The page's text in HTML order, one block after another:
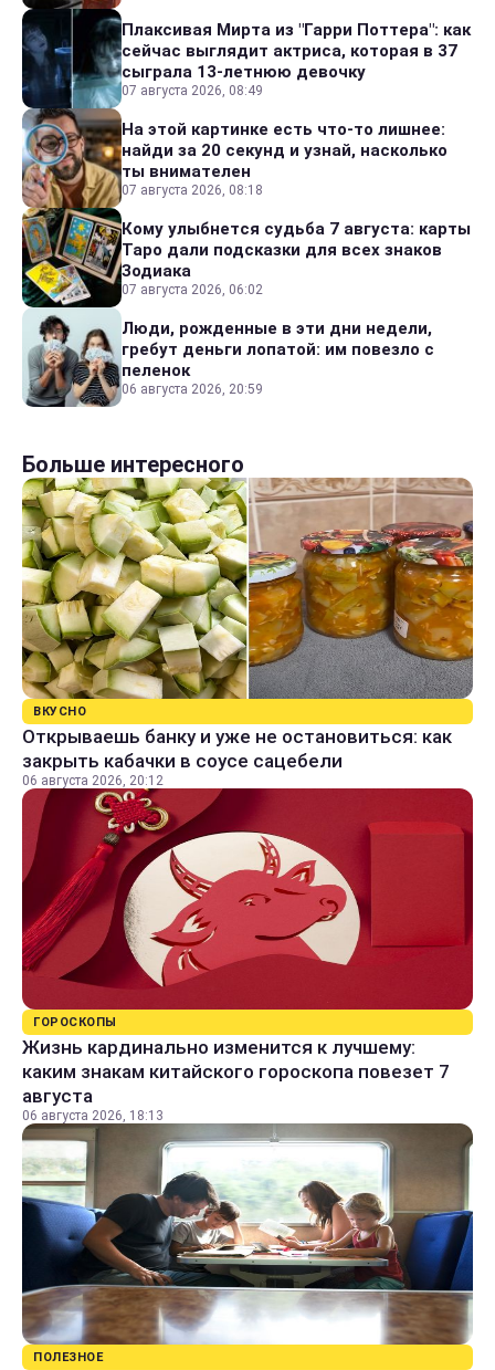
Плаксивая Мирта из "Гарри Поттера": как
сейчас выглядит актриса, которая в 37
сыграла 13-летнюю девочку
07 августа 2026, 08:49
На этой картинке есть что-то лишнее:
найди за 20 секунд и узнай, насколько
ты внимателен
07 августа 2026, 08:18
Кому улыбнется судьба 7 августа: карты
Таро дали подсказки для всех знаков
Зодиака
07 августа 2026, 06:02
Люди, рожденные в эти дни недели,
гребут деньги лопатой: им повезло с
пеленок
06 августа 2026, 20:59
Больше интересного
ВКУСНО
Открываешь банку и уже не остановиться: как
закрыть кабачки в соусе сацебели
06 августа 2026, 20:12
ГОРОСКОПЫ
Жизнь кардинально изменится к лучшему:
каким знакам китайского гороскопа повезет 7
августа
06 августа 2026, 18:13
ПОЛЕЗНОЕ